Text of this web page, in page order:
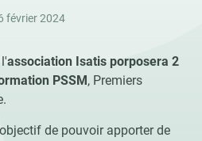
février 2024
association Isatis porposera 2
PSSM, Premiers
de pouvoir apporter de